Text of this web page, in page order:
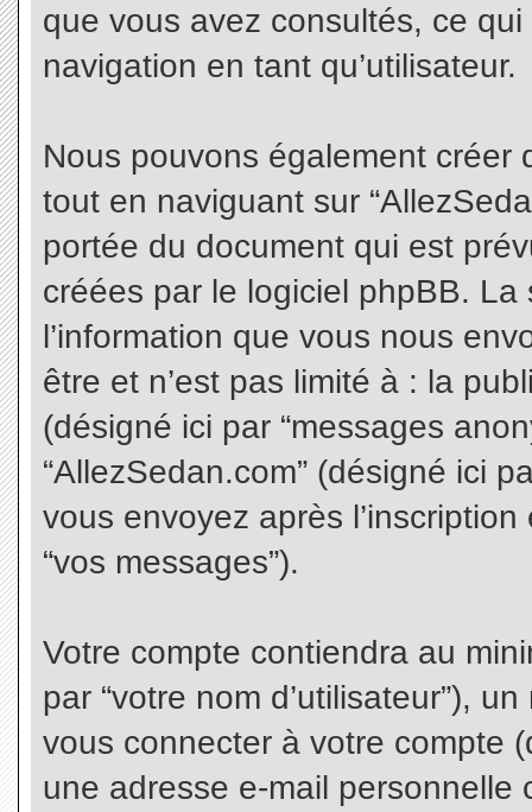
que vous avez consultés, ce
navigation en tant qu’utilisateur.
Nous pouvons également créer
tout en naviguant sur
portée du document qui est
créées par le logiciel phpBB.
l’information que vous nous
être et n’est pas limité à : la
(désigné ici par “messages
“AllezSedan.com” (désigné ici
vous envoyez après
“vos messages”).
Votre compte contiendra au
par “votre nom d’utilisateur”),
vous connecter à votre compte
une adresse e-mail personnelle